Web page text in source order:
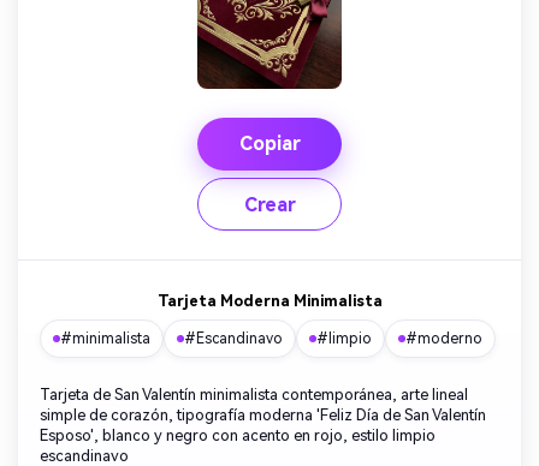
Copiar
Crear
Tarjeta Moderna Minimalista
#minimalista #Escandinavo #limpio #moderno
Tarjeta de San Valentín minimalista contemporánea, arte lineal
simple de corazón, tipografía moderna 'Feliz Día de San Valentín
Esposo', blanco y negro con acento en rojo, estilo limpio
escandinavo